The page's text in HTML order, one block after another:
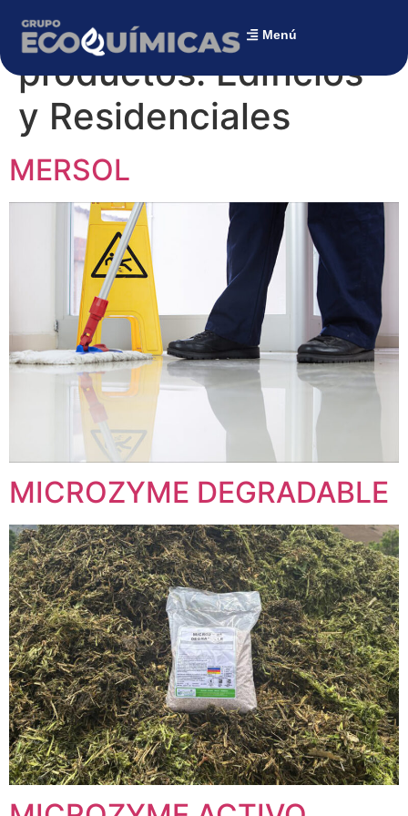
Menú
Categoría de sector
productos:Edificios
y Residenciales
MERSOL
MICROZYME DEGRADABLE